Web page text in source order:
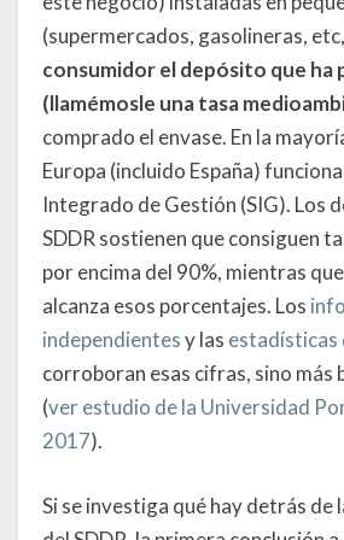
(supermercados, gasolineras,
consumidor el depósito que ha
(llamémosle una tasa
comprado el envase. En la
Europa (incluido España)
Integrado de Gestión (SIG). Los
SDDR sostienen que consiguen
por encima del 90%, mientras
alcanza esos porcentajes. Los
independientesy las estadísticas
corroboran esas cifras, sino más
(ver estudio de la Universidad
2017).
Si se investiga qué hay detrás de